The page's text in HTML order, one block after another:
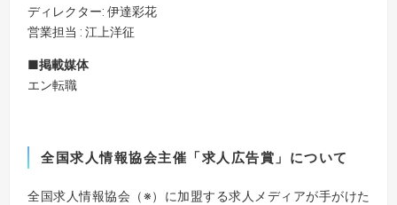
ディレクター: 伊達彩花
営業担当 : 江上洋征
■掲載媒体
エン転職
全国求人情報協会主催「求人広告賞」について
全国求人情報協会（※）に加盟する求人メディアが手がけた